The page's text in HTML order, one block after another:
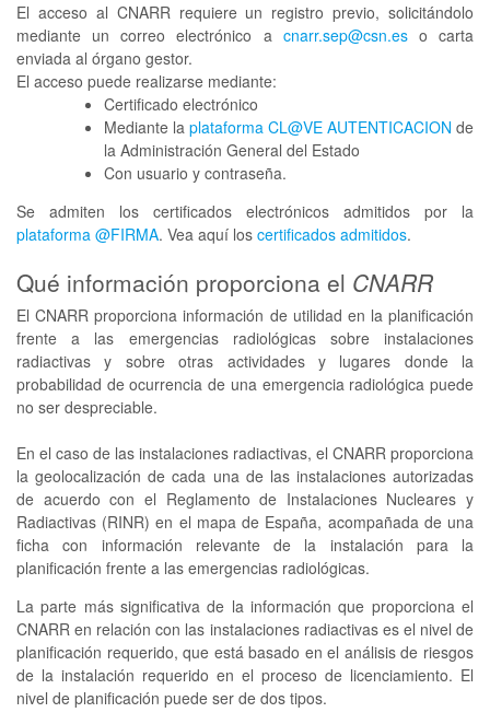
El acceso al CNARR requiere un registro previo, solicitándolo
mediante un correo electrónico a cnarr.sep@csn.eso carta
enviada al órgano gestor.
El acceso puede realizarse mediante:
Certificado electrónico
Mediante la plataforma CL@VE AUTENTICACION de
la Administración General del Estado
Con usuario y contraseña.
Se admiten los certificados electrónicos admitidos por la
plataforma @FIRMA. Vea aquí los certificados admitidos.
Qué información proporciona el CNARR
El CNARR proporciona información de utilidad en la planificación
frente a las emergencias radiológicas sobre instalaciones
radiactivas y sobre otras actividades y lugares donde la
probabilidad de ocurrencia de una emergencia radiológica puede
no ser despreciable.
En el caso de las instalaciones radiactivas, el CNARR proporciona
la geolocalización de cada una de las instalaciones autorizadas
de acuerdo con el Reglamento de Instalaciones Nucleares y
Radiactivas (RINR) en el mapa de España, acompañada de una
ficha con información relevante de la instalación para la
planificación frente a las emergencias radiológicas.
La parte más significativa de la información que proporciona el
CNARR en relación con las instalaciones radiactivas es el nivel de
planificación requerido, que está basado en el análisis de riesgos
de la instalación requerido en el proceso de licenciamiento. El
nivel de planificación puede ser de dos tipos.